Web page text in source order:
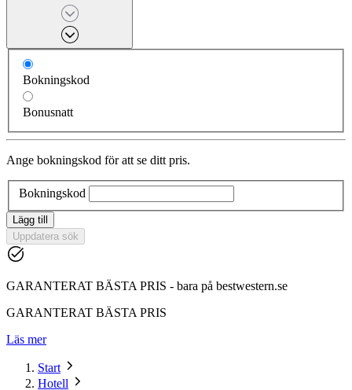
Bokningskod
Bonusnatt
Ange bokningskod för att se ditt pris.
Bokningskod
Lägg till
Uppdatera sök
GARANTERAT BÄSTA PRIS - bara på bestwestern.se
GARANTERAT BÄSTA PRIS
Läs mer
Start
Hotell